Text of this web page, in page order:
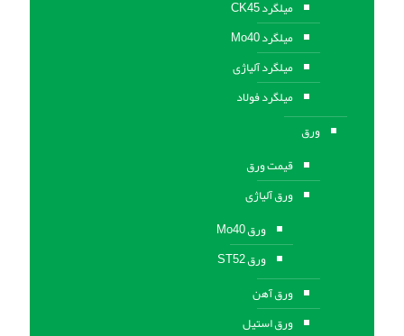
میلگرد CK45
میلگرد Mo40
میلگرد آلیاژی
میلگرد فولاد
ورق
قیمت ورق
ورق آلیاژی
ورق Mo40
ورق ST52
ورق آهن
ورق استيل